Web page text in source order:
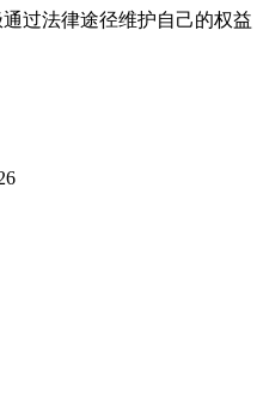
过法律途径维护自己的权